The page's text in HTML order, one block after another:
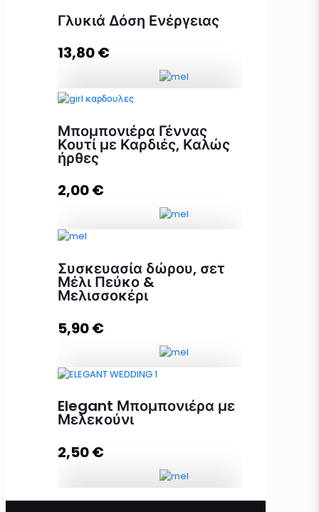
Προσθήκη στο καλάθι
Γλυκιά Δόση Ενέργειας
13,80€
Προσθήκη στο καλάθι
Μπομπονιέρα Γέννας
Κουτί με Καρδιές, Καλώς
ήρθες
2,00€
Μπομπονιέρα Γέννας Κουτί με
Καρδιές, Καλώς ήρθες ποσότητα
Προσθήκη στο καλάθι
Συσκευασία δώρου, σετ
Μέλι Πεύκο &
Μελισσοκέρι
5,90€
Συσκευασία δώρου, σετ Μέλι
Πεύκο & Μελισσοκέρι ποσότητα
Προσθήκη στο καλάθι
Elegant Μπομπονιέρα με
Μελεκούνι
2,50€